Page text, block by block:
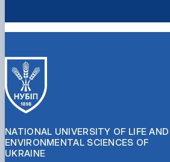
NATIONAL UNIVERSITY OF LIFE AND
ENVIRONMENTAL SCIENCES OF
UKRAINE